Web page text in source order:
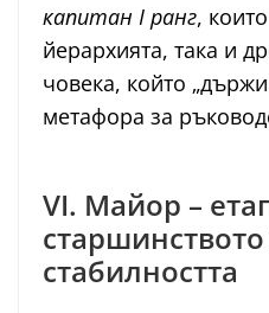
капитан I ранг,
йерархията, така и
човека, който
метафора за
VI. Майор –
стабилността